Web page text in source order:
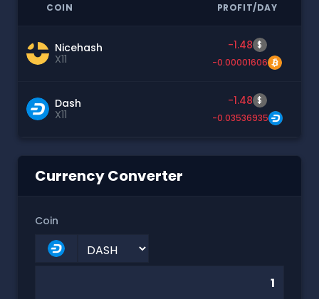
COIN PROFIT/DAY
Nicehash
X11
-1.48 $
-0.00001606
Dash
X11
-1.48 $
-0.03536935
Currency Converter
Coin